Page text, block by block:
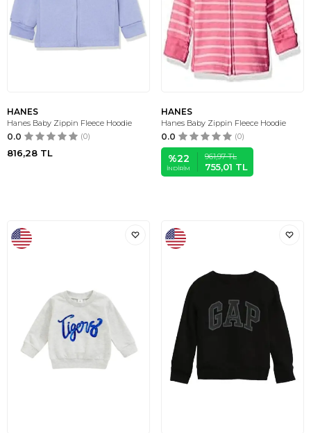
HANES
Hanes Baby Zippin Fleece Hoodie
0.0 (0)
816,28 TL
HANES
Hanes Baby Zippin Fleece Hoodie
0.0 (0)
%22
İNDIRIM
961,97TL
755,01 TL